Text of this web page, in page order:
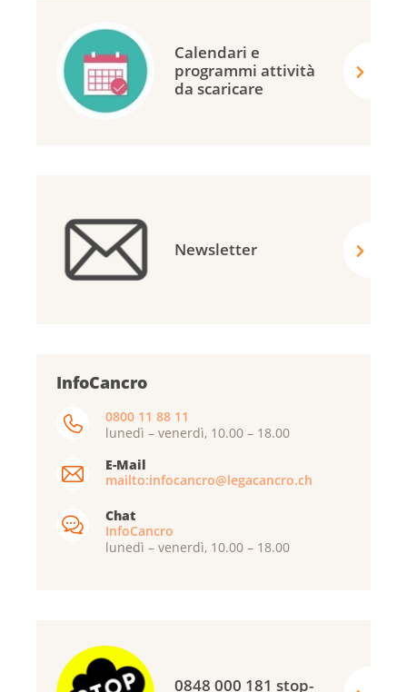
Calendari e
programmi attività
da scaricare
Newsletter
InfoCancro
0800 11 88 11
lunedì – venerdì, 10.00 – 18.00
E-Mail
mailto:infocancro@legacancro.ch
Chat
InfoCancro
lunedì – venerdì, 10.00 – 18.00
0848 000 181 stop-